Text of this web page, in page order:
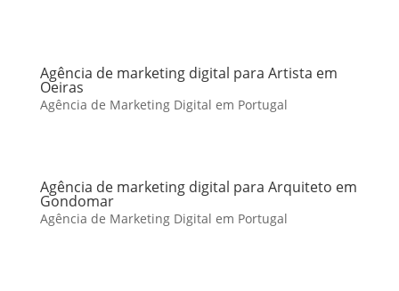
Agência de marketing digital para Artista em
Oeiras
Agência de Marketing Digital em Portugal
Agência de marketing digital para Arquiteto em
Gondomar
Agência de Marketing Digital em Portugal